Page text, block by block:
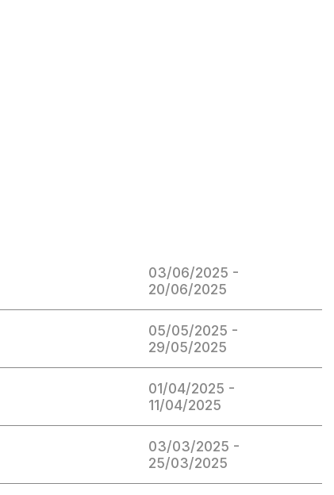
03/06/2025 -
20/06/2025
05/05/2025 -
29/05/2025
01/04/2025 -
11/04/2025
03/03/2025 -
25/03/2025